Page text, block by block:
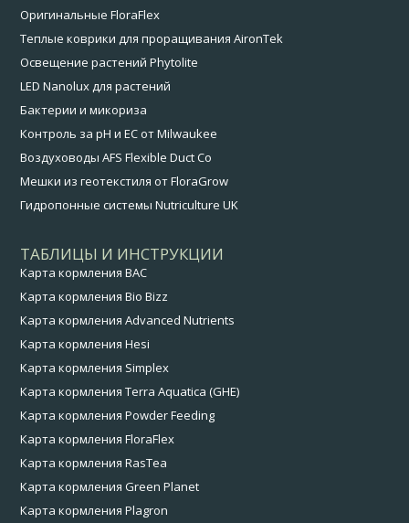
Оригинальные FloraFlex
Теплые коврики для проращивания AironTek
Освещение растений Phytolite
LED Nanolux для растений
Бактерии и микориза
Контроль за pH и EC от Milwaukee
Воздуховоды AFS Flexible Duct Co
Мешки из геотекстиля от FloraGrow
Гидропонные системы Nutriculture UK
ТАБЛИЦЫ И ИНСТРУКЦИИ
Карта кормления BAC
Карта кормления Bio Bizz
Карта кормления Advanced Nutrients
Карта кормления Hesi
Карта кормления Simplex
Карта кормления Terra Aquatica (GHE)
Карта кормления Powder Feeding
Карта кормления FloraFlex
Карта кормления RasTea
Карта кормления Green Planet
Карта кормления Plagron